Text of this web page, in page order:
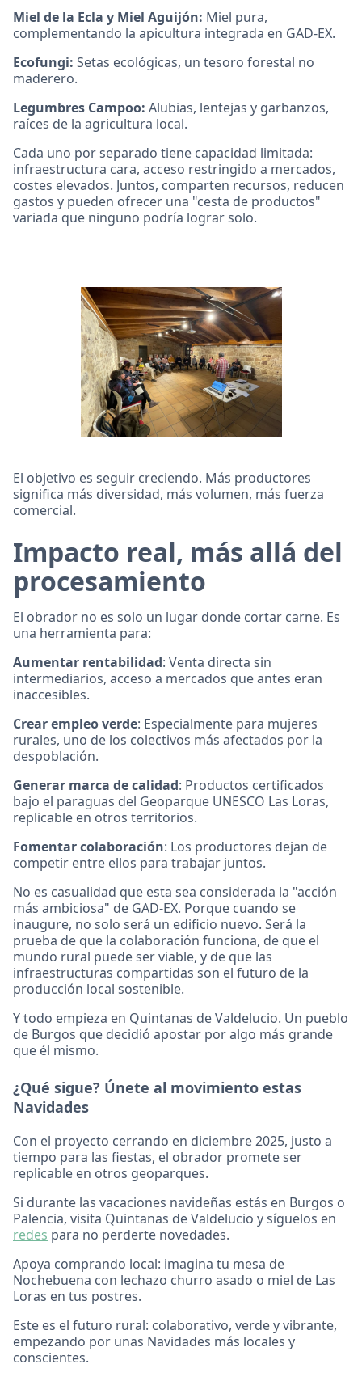
Miel de la Ecla y Miel Aguijón: Miel pura,
complementando la apicultura integrada en GAD-EX.
Ecofungi: Setas ecológicas, un tesoro forestal no
maderero.
Legumbres Campoo: Alubias, lentejas y garbanzos,
raíces de la agricultura local.
Cada uno por separado tiene capacidad limitada:
infraestructura cara, acceso restringido a mercados,
costes elevados. Juntos, comparten recursos, reducen
gastos y pueden ofrecer una "cesta de productos"
variada que ninguno podría lograr solo.
El objetivo es seguir creciendo. Más productores
significa más diversidad, más volumen, más fuerza
comercial.
Impacto real, más allá del
procesamiento
El obrador no es solo un lugar donde cortar carne. Es
una herramienta para:
Aumentar rentabilidad: Venta directa sin
intermediarios, acceso a mercados que antes eran
inaccesibles.
Crear empleo verde: Especialmente para mujeres
rurales, uno de los colectivos más afectados por la
despoblación.
Generar marca de calidad: Productos certificados
bajo el paraguas del Geoparque UNESCO Las Loras,
replicable en otros territorios.
Fomentar colaboración: Los productores dejan de
competir entre ellos para trabajar juntos.
No es casualidad que esta sea considerada la "acción
más ambiciosa" de GAD-EX. Porque cuando se
inaugure, no solo será un edificio nuevo. Será la
prueba de que la colaboración funciona, de que el
mundo rural puede ser viable, y de que las
infraestructuras compartidas son el futuro de la
producción local sostenible.
Y todo empieza en Quintanas de Valdelucio. Un pueblo
de Burgos que decidió apostar por algo más grande
que él mismo.
¿Qué sigue? Únete al movimiento estas
Navidades
Con el proyecto cerrando en diciembre 2025, justo a
tiempo para las fiestas, el obrador promete ser
replicable en otros geoparques.
Si durante las vacaciones navideñas estás en Burgos o
Palencia, visita Quintanas de Valdelucio y síguelos en
redes para no perderte novedades.
Apoya comprando local: imagina tu mesa de
Nochebuena con lechazo churro asado o miel de Las
Loras en tus postres.
Este es el futuro rural: colaborativo, verde y vibrante,
empezando por unas Navidades más locales y
conscientes.